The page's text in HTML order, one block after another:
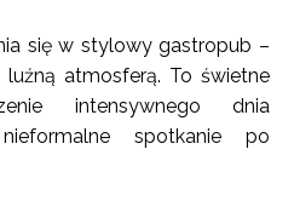
się w stylowy gastropub –
atmosferą. To świetne
intensywnego dnia
spotkanie po